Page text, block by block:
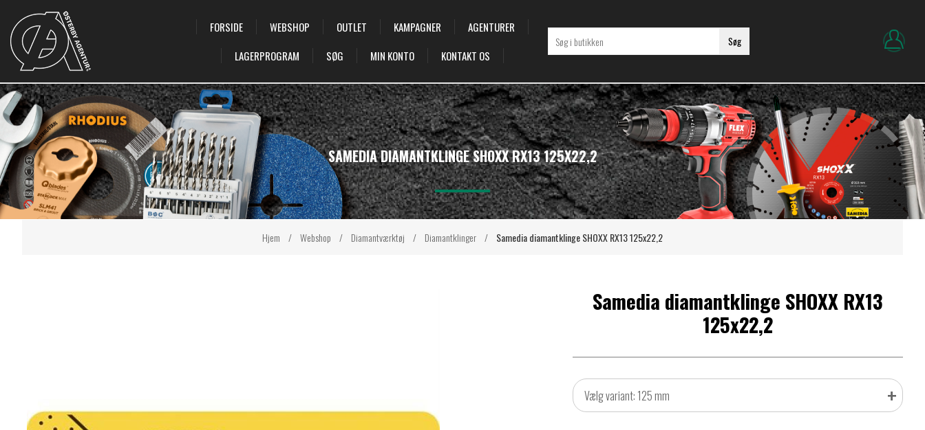
FORSIDE WEBSHOP OUTLET KAMPAGNER
AGENTURER
LAGERPROGRAM
SØG MIN KONTO KONTAKT OS
Søg
Hjem / Webshop / Diamantværktøj / Diamantklinger / Samedia diamantklinge SHOXX RX13 125x22,2
SAMEDIA DIAMANTKLINGE SHOXX RX13 125X22,2
Samedia diamantklinge SHOXX RX13
125x22,2
Vælg variant: 125 mm +